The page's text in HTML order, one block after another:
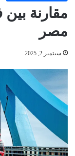
مصر
سبتمبر 2, 2025